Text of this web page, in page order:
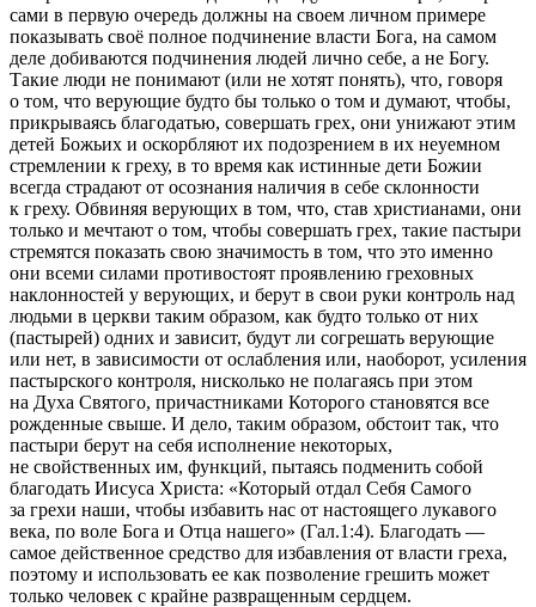
сами в первую очередь должны на своем личном примере
показывать своё полное подчинение власти Бога, на самом
деле добиваются подчинения людей лично себе, а не Богу.
Такие люди не понимают (или не хотят понять), что, говоря
о том, что верующие будто бы только о том и думают, чтобы,
прикрываясь благодатью, совершать грех, они унижают этим
детей Божьих и оскорбляют их подозрением в их неуемном
стремлении к греху, в то время как истинные дети Божии
всегда страдают от осознания наличия в себе склонности
к греху. Обвиняя верующих в том, что, став христианами, они
только и мечтают о том, чтобы совершать грех, такие пастыри
стремятся показать свою значимость в том, что это именно
они всеми силами противостоят проявлению греховных
наклонностей у верующих, и берут в свои руки контроль над
людьми в церкви таким образом, как будто только от них
(пастырей) одних и зависит, будут ли согрешать верующие
или нет, в зависимости от ослабления или, наоборот, усиления
пастырского контроля, нисколько не полагаясь при этом
на Духа Святого, причастниками Которого становятся все
рожденные свыше. И дело, таким образом, обстоит так, что
пастыри берут на себя исполнение некоторых,
не свойственных им, функций, пытаясь подменить собой
благодать Иисуса Христа: «Который отдал Себя Самого
за грехи наши, чтобы избавить нас от настоящего лукавого
века, по воле Бога и Отца нашего» (Гал.1:4). Благодать —
самое действенное средство для избавления от власти греха,
поэтому и использовать ее как позволение грешить может
только человек с крайне развращенным сердцем.